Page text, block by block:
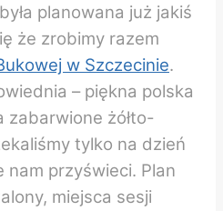
była planowana już jakiś
że zrobimy razem
w Szczecinie.
– piękna polska
zabarwione żółto-
tylko na dzień
nam przyświeci. Plan
miejsca sesji